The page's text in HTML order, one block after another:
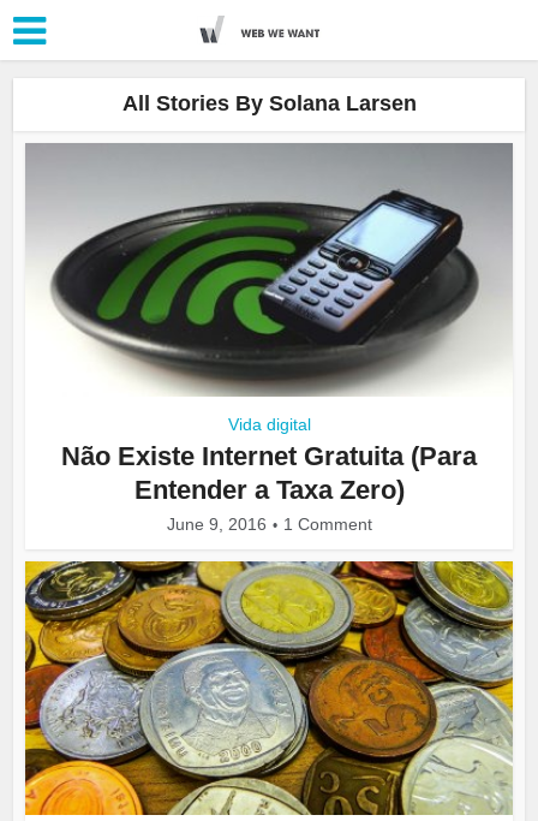
All Stories By Solana Larsen
Vida digital
Não Existe Internet Gratuita (Para
Entender a Taxa Zero)
June 9, 2016 1 Comment